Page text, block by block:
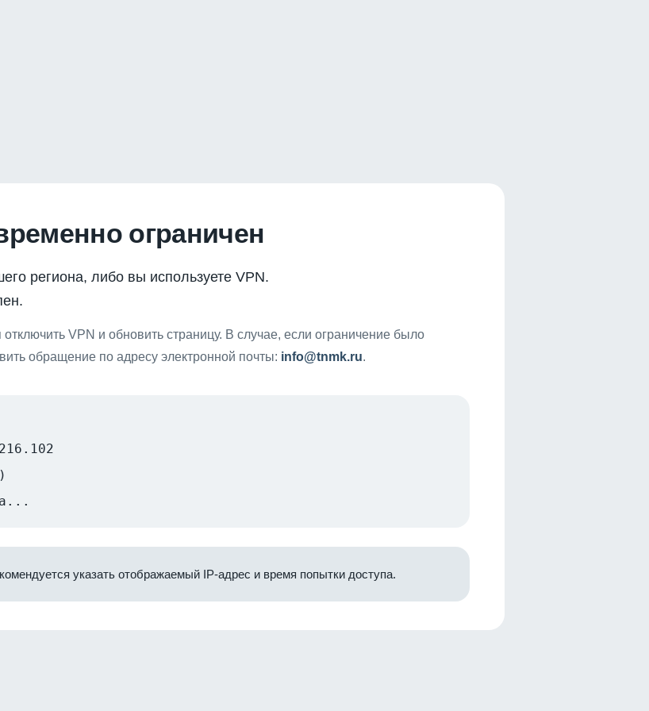
ограничен
региона, либо вы используете VPN.
VPN и обновить страницу. В случае, если ограничение было
обращение по адресу электронной почты: info@tnmk.ru.
указать отображаемый IP-адрес и время попытки доступа.